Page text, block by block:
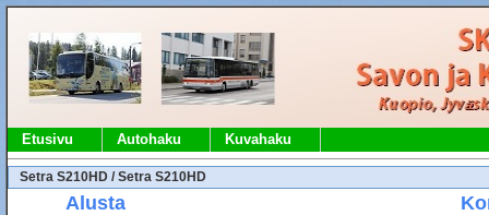
Etusivu Autohaku Kuvahaku
Setra S210HD / Setra S210HD
Alusta